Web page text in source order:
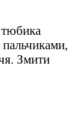
пальчиками,
Змити